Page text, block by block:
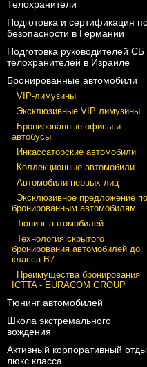
Телохранители
Подготовка и сертификация
безопасности в Германии
Подготовка руководителей СБ
телохранителей в Израиле
Бронированные автомобили
VIP-лимузины
Эксклюзивные VIP лимузины
Бронированные офисы и
автобусы
Инкассаторские автомобили
Коллекционные автомобили
Автомобили первых лиц
Эксклюзивное предложение по
бронированным автомобилям
Тюнинг автомобилей
Технология скрытого
бронирования автомобилей до
класса В7
Преимущества бронирования
ICTTA - EURACOM GROUP
Тюнинг автомобилей
Школа экстремального
вождения
Активный корпоративный
люкс класса